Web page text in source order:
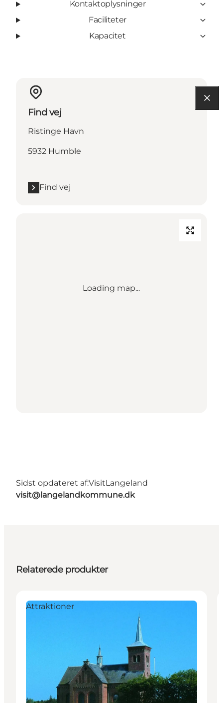
Kontaktoplysninger
Faciliteter
Kapacitet
Find vej
Ristinge Havn
5932 Humble
Find vej
Loading map...
Sidst opdateret af:VisitLangeland
visit@langelandkommune.dk
Relaterede produkter
Attraktioner